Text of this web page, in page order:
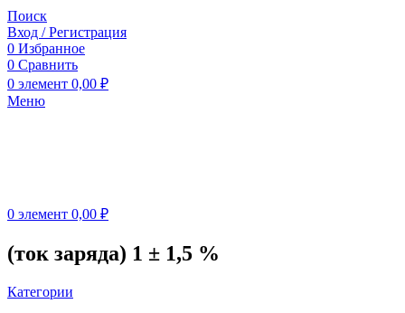
Поиск
Вход / Регистрация
0 Избранное
0 Сравнить
0 элемент 0,00 ₽
Меню
0 элемент 0,00 ₽
(ток заряда) 1 ± 1,5 %
Категории